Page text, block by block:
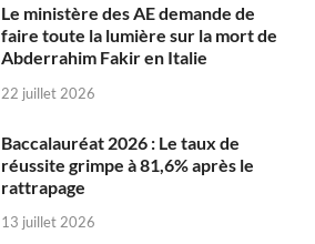
Le ministère des AE demande de
faire toute la lumière sur la mort de
Abderrahim Fakir en Italie
22 juillet 2026
Baccalauréat 2026 : Le taux de
réussite grimpe à 81,6% après le
rattrapage
13 juillet 2026